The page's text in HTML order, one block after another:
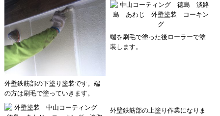
外壁鉄筋部の下塗り塗装です。端
の方は刷毛で塗っていきます。
端を刷毛で塗った後ローラーで塗
装します。
外壁鉄筋部の上塗り作業になりま